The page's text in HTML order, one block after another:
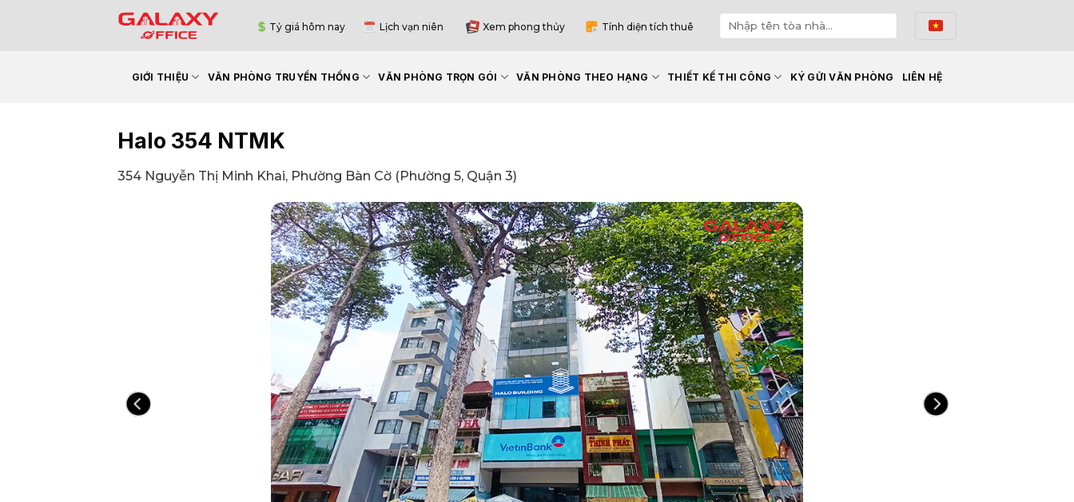
Tỷ giá hôm nay Lịch vạn niên Xem phong thủy Tính diện tích thuê
GIỚI THIỆU VĂN PHÒNG TRUYỀN THỐNG VĂN PHÒNG TRỌN GÓI VĂN PHÒNG THEO HẠNG THIẾT KẾ THI CÔNG KÝ GỬI VĂN PHÒNG LIÊN HỆ
Halo 354 NTMK
354 Nguyễn Thị Minh Khai, Phường Bàn Cờ (Phường 5, Quận 3)